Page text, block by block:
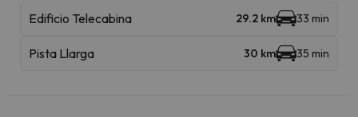
Edificio Telecabina 29.2 km 33 min
Pista Llarga 30 km 35 min